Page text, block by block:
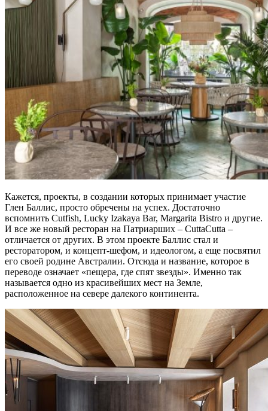
Кажется, проекты, в создании которых принимает участие
Глен Баллис, просто обречены на успех. Достаточно
вспомнить Cutfish, Lucky Izakaya Bar, Margarita Bistro и другие.
И все же новый ресторан на Патриарших – CuttaCutta –
отличается от других. В этом проекте Баллис стал и
ресторатором, и концепт-шефом, и идеологом, а еще посвятил
его своей родине Австралии. Отсюда и название, которое в
переводе означает «пещера, где спят звезды». Именно так
называется одно из красивейших мест на Земле,
расположенное на севере далекого континента.